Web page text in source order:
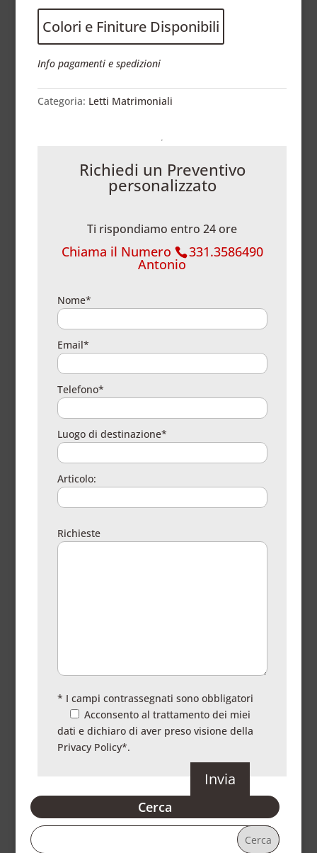
Colori e Finiture Disponibili
Info pagamenti e spedizioni
Categoria: Letti Matrimoniali
Richiedi un Preventivo
personalizzato
Ti rispondiamo entro 24 ore
Chiama il Numero 331.3586490
Antonio
Nome*
Email*
Telefono*
Luogo di destinazione*
Articolo:
Richieste
* I campi contrassegnati sono obbligatori
Acconsento al trattamento dei miei
dati e dichiaro di aver preso visione della
Privacy Policy*.
Cerca